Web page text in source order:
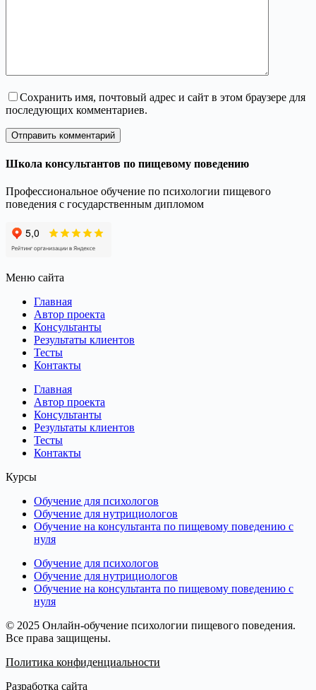
Сохранить имя, почтовый адрес и сайт в этом браузере для
последующих комментариев.
Отправить комментарий
Школа консультантов по пищевому поведению
Профессиональное обучение по психологии пищевого
поведения с государственным дипломом
Меню сайта
Главная
Автор проекта
Консультанты
Результаты клиентов
Тесты
Контакты
Главная
Автор проекта
Консультанты
Результаты клиентов
Тесты
Контакты
Курсы
Обучение для психологов
Обучение для нутрициологов
Обучение на консультанта по пищевому поведению с
нуля
Обучение для психологов
Обучение для нутрициологов
Обучение на консультанта по пищевому поведению с
нуля
© 2025 Онлайн-обучение психологии пищевого поведения.
Все права защищены.
Политика конфиденциальности
Разработка сайта